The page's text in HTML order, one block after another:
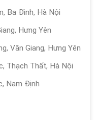
Ba Đình, Hà Nội
Hưng Yên
Văn Giang, Hưng Yên
Thạch Thất, Hà Nội
Nam Định